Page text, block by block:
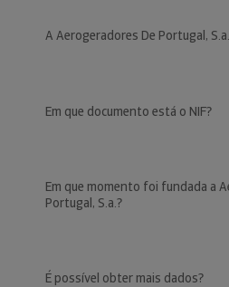
A Aerogeradores De Portugal,
Em que documento está o NIF?
Em que momento foi fundada a
Portugal, S.a.?
É possível obter mais dados?